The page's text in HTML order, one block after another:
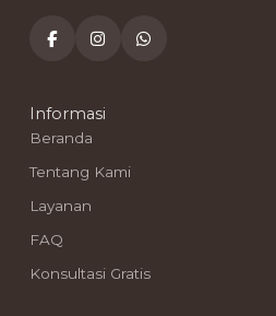
Informasi
Beranda
Tentang Kami
Layanan
FAQ
Konsultasi Gratis